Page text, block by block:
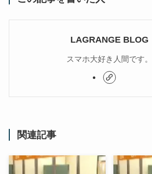
LAGRANGE BLOG
スマホ大好き人間です。
関連記事